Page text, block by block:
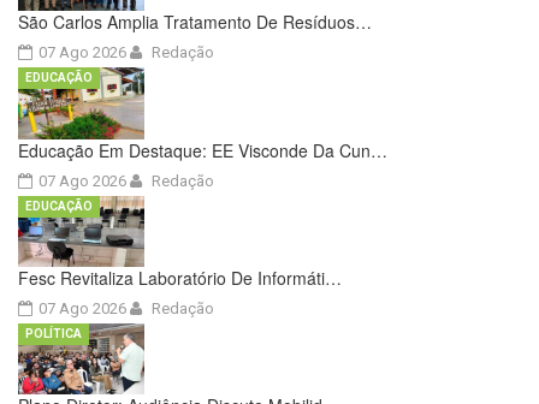
São Carlos Amplia Tratamento De Resíduos…
07 Ago 2026 Redação
Educação Em Destaque: EE Visconde Da Cun…
07 Ago 2026
EDUCAÇÃO
Redação
Fesc Revitaliza Laboratório De Informáti…
07 Ago 2026
EDUCAÇÃO
Redação
POLÍTICA